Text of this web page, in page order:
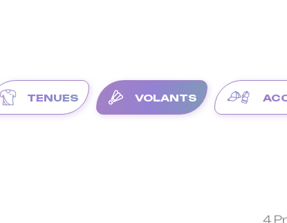
TENUES VOLANTS
4